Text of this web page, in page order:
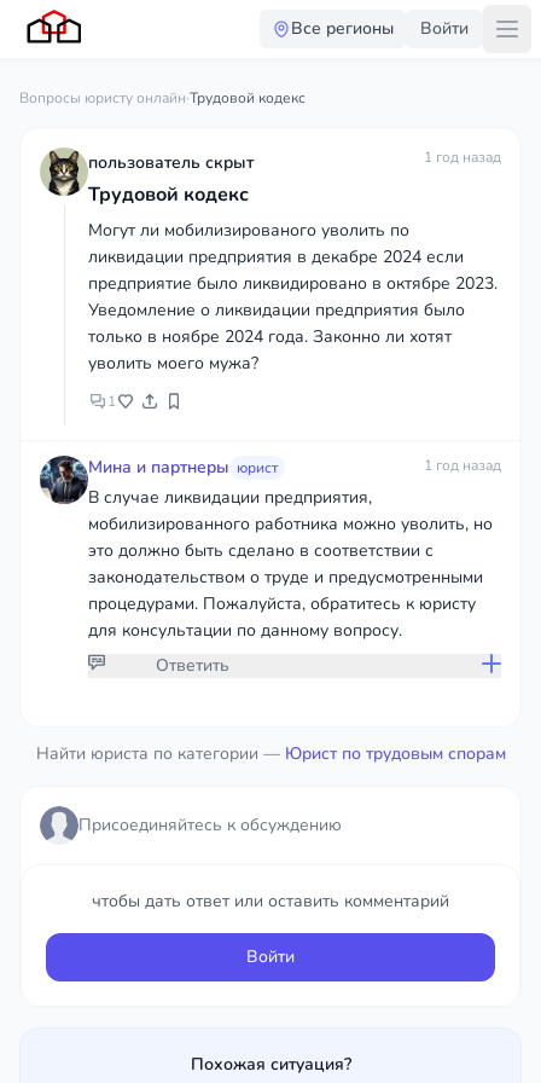
Все регионы Войти
Вопросы юристу онлайн·Трудовой кодекс
пользователь скрыт 1 год назад
Трудовой кодекс
Могут ли мобилизированого уволить по
ликвидации предприятия в декабре 2024 если
предприятие было ликвидировано в октябре 2023.
Уведомление о ликвидации предприятия было
только в ноябре 2024 года. Законно ли хотят
уволить моего мужа?
1
Мина и партнеры юрист 1 год назад
В случае ликвидации предприятия,
мобилизированного работника можно уволить, но
это должно быть сделано в соответствии с
законодательством о труде и предусмотренными
процедурами. Пожалуйста, обратитесь к юристу
для консультации по данному вопросу.
Ответить
Найти юриста по категории — Юрист по трудовым спорам
Присоединяйтесь к обсуждению
чтобы дать ответ или оставить комментарий
Войти
Похожая ситуация?